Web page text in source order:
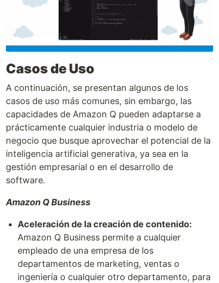
Casos de Uso
A continuación, se presentan algunos de los
casos de uso más comunes, sin embargo, las
capacidades de Amazon Q pueden adaptarse a
prácticamente cualquier industria o modelo de
negocio que busque aprovechar el potencial de la
inteligencia artificial generativa, ya sea en la
gestión empresarial o en el desarrollo de
software.
Amazon Q Business
Aceleración de la creación de contenido:
Amazon Q Business permite a cualquier
empleado de una empresa de los
departamentos de marketing, ventas o
ingeniería o cualquier otro departamento, para